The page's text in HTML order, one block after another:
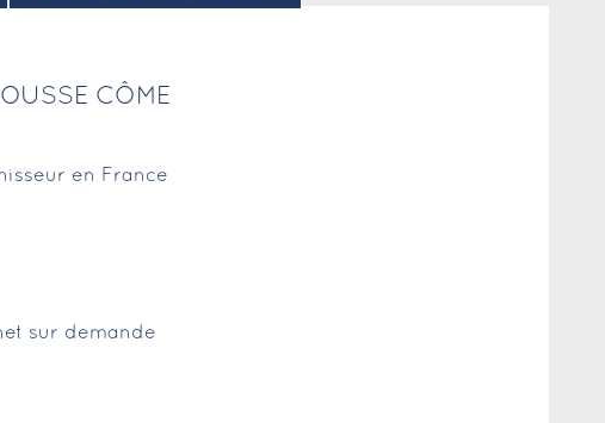
CÔME
en France
sur demande